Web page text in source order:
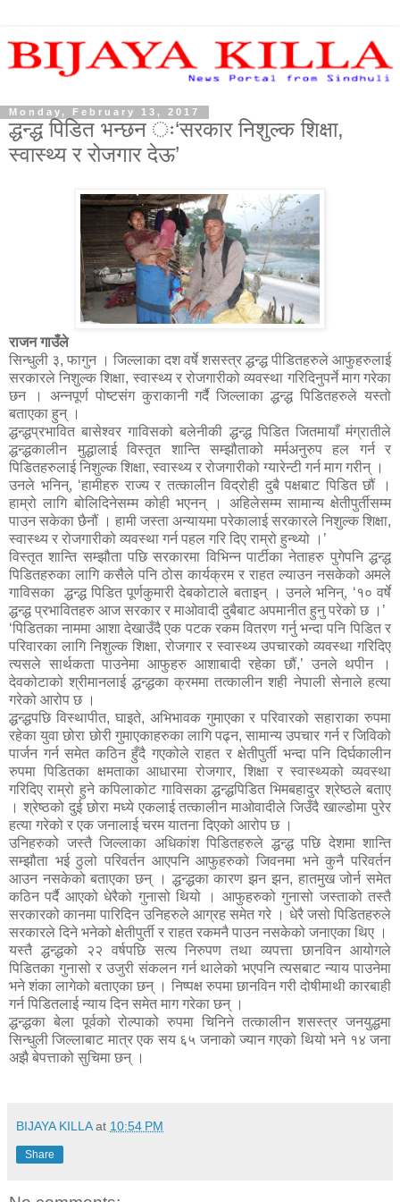
Monday, February 13, 2017
द्धन्द्ध पिडित भन्छन ः‘सरकार निशुल्क शिक्षा,
स्वास्थ्य र रोजगार देऊ’
राजन गाउँले
सिन्धुली ३, फागुन । जिल्लाका दश वर्षे शसस्त्र द्धन्द्ध पीडितहरुले आफुहरुलाई
सरकारले निशुल्क शिक्षा, स्वास्थ्य र रोजगारीको व्यवस्था गरिदिनुपर्ने माग गरेका
छन । अन्नपूर्ण पोष्टसंग कुराकानी गर्दै जिल्लाका द्धन्द्ध पिडितहरुले यस्तो
बताएका हुन् ।
द्धन्द्धप्रभावित बासेश्वर गाविसको बलेनीकी द्धन्द्ध पिडित जितमायाँ मंग्रातीले
द्धन्द्धकालीन मुद्धालाई विस्तृत शान्ति सम्झौताको मर्मअनुरुप हल गर्न र
पिडितहरुलाई निशुल्क शिक्षा, स्वास्थ्य र रोजगारीको ग्यारेन्टी गर्न माग गरीन् ।
उनले भनिन्, ‘हामीहरु राज्य र तत्कालीन विद्रोही दुबै पक्षबाट पिडित छौं ।
हाम्रो लागि बोलिदिनेसम्म कोही भएनन् । अहिलेसम्म सामान्य क्षेतीपुर्तीसम्म
पाउन सकेका छैनौं । हामी जस्ता अन्यायमा परेकालाई सरकारले निशुल्क शिक्षा,
स्वास्थ्य र रोजगारीको व्यवस्था गर्न पहल गरि दिए राम्रो हुन्थ्यो ।’
विस्तृत शान्ति सम्झौता पछि सरकारमा विभिन्न पार्टीका नेताहरु पुगेपनि द्धन्द्ध
पिडितहरुका लागि कसैले पनि ठोस कार्यक्रम र राहत ल्याउन नसकेको अमले
गाविसका द्धन्द्ध पिडित पूर्णकुमारी देबकोटाले बताइन् । उनले भनिन्, ‘१० वर्षे
द्धन्द्ध प्रभावितहरु आज सरकार र माओवादी दुबैबाट अपमानीत हुनु परेको छ ।’
‘पिडितका नाममा आशा देखाउँदै एक पटक रकम वितरण गर्नु भन्दा पनि पिडित र
परिवारका लागि निशुल्क शिक्षा, रोजगार र स्वास्थ्य उपचारको व्यवस्था गरिदिए
त्यसले सार्थकता पाउनेमा आफुहरु आशाबादी रहेका छौं,’ उनले थपीन ।
देवकोटाको श्रीमानलाई द्धन्द्धका क्रममा तत्कालीन शही नेपाली सेनाले हत्या
गरेको आरोप छ ।
द्धन्द्धपछि विस्थापीत, घाइते, अभिभावक गुमाएका र परिवारको सहाराका रुपमा
रहेका युवा छोरा छोरी गुमाएकाहरुका लागि पढ्न, सामान्य उपचार गर्न र जिविको
पार्जन गर्न समेत कठिन हुँदै गएकोले राहत र क्षेतीपुर्ती भन्दा पनि दिर्घकालीन
रुपमा पिडितका क्षमताका आधारमा रोजगार, शिक्षा र स्वास्थ्यको व्यवस्था
गरिदिए राम्रो हुने कपिलाकोट गाविसका द्धन्द्धपिडित भिमबहादुर श्रेष्ठले बताए
। श्रेष्ठको दुई छोरा मध्ये एकलाई तत्कालीन माओवादीले जिउँदै खाल्डोमा पुरेर
हत्या गरेको र एक जनालाई चरम यातना दिएको आरोप छ ।
उनिहरुको जस्तै जिल्लाका अधिकांश पिडितहरुले द्धन्द्ध पछि देशमा शान्ति
सम्झौता भई ठुलो परिवर्तन आएपनि आफुहरुको जिवनमा भने कुनै परिवर्तन
आउन नसकेको बताएका छन् । द्धन्द्धका कारण झन झन, हातमुख जोर्न समेत
कठिन पर्दै आएको धेरैको गुनासो थियो । आफुहरुको गुनासो जस्ताको तस्तै
सरकारको कानमा पारिदिन उनिहरुले आग्रह समेत गरे । धेरै जसो पिडितहरुले
सरकारले दिने भनेको क्षेतीपुर्ती र राहत रकमनै पाउन नसकेको जनाएका थिए ।
यस्तै द्धन्द्धको २२ वर्षपछि सत्य निरुपण तथा व्यपत्ता छानविन आयोगले
पिडितका गुनासो र उजुरी संकलन गर्न थालेको भएपनि त्यसबाट न्याय पाउनेमा
भने शंका लागेको बताएका छन् । निष्पक्ष रुपमा छानविन गरी दोषीमाथी कारबाही
गर्न पिडितलाई न्याय दिन समेत माग गरेका छन् ।
द्धन्द्धका बेला पूर्वको रोल्पाको रुपमा चिनिने तत्कालीन शसस्त्र जनयुद्धमा
सिन्धुली जिल्लाबाट मात्र एक सय ६५ जनाको ज्यान गएको थियो भने १४ जना
अझै बेपत्ताको सुचिमा छन् ।
BIJAYA KILLAat 10:54 PM
Share